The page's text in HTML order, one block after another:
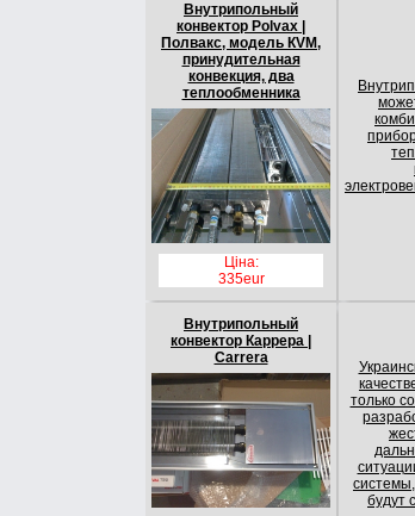
Внутрипольный
конвектор Polvax |
Полвакс, модель КVМ,
принудительная
конвекция, два
теплообменника
Ціна:
335eur
Внутрипольный
конвектор Каррера |
Carrera
только
будут